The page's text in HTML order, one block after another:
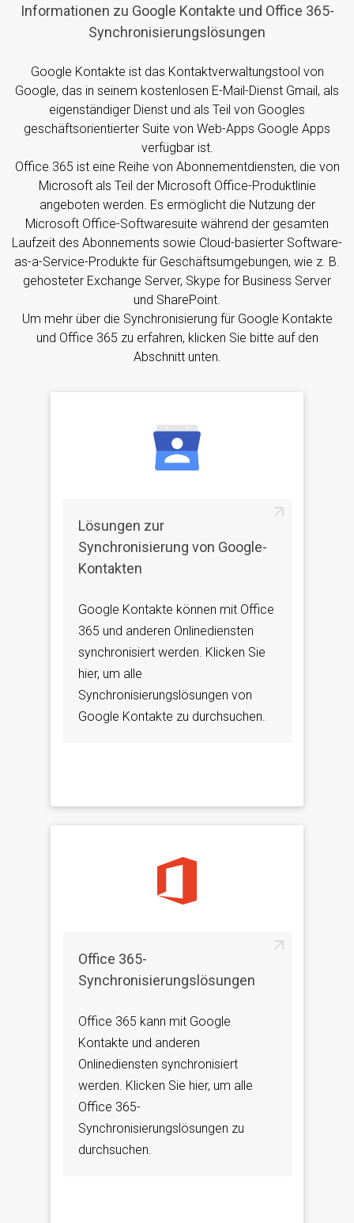
Informationen zu Google Kontakte und Office 365-
Synchronisierungslösungen
Google Kontakte ist das Kontaktverwaltungstool von
Google, das in seinem kostenlosen E-Mail-Dienst Gmail, als
eigenständiger Dienst und als Teil von Googles
geschäftsorientierter Suite von Web-Apps Google Apps
verfügbar ist.
Office 365 ist eine Reihe von Abonnementdiensten, die von
Microsoft als Teil der Microsoft Office-Produktlinie
angeboten werden. Es ermöglicht die Nutzung der
Microsoft Office-Softwaresuite während der gesamten
Laufzeit des Abonnements sowie Cloud-basierter Software-
as-a-Service-Produkte für Geschäftsumgebungen, wie z. B.
gehosteter Exchange Server, Skype for Business Server
und SharePoint.
Um mehr über die Synchronisierung für Google Kontakte
und Office 365 zu erfahren, klicken Sie bitte auf den
Abschnitt unten.
Lösungen zur
Synchronisierung von Google-
Kontakten
Google Kontakte können mit Office
365 und anderen Onlinediensten
synchronisiert werden. Klicken Sie
hier, um alle
Synchronisierungslösungen von
Google Kontakte zu durchsuchen.
Office 365-
Synchronisierungslösungen
Office 365 kann mit Google
Kontakte und anderen
Onlinediensten synchronisiert
werden. Klicken Sie hier, um alle
Office 365-
Synchronisierungslösungen zu
durchsuchen.